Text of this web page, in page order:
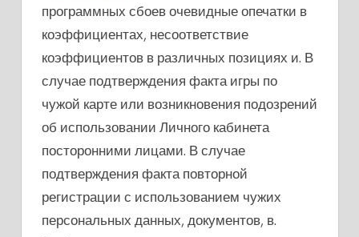
программных сбоев очевидные опечатки в
коэффициентах, несоответствие
коэффициентов в различных позициях и. В
случае подтверждения факта игры по
чужой карте или возникновения подозрений
об использовании Личного кабинета
посторонними лицами. В случае
подтверждения факта повторной
регистрации с использованием чужих
персональных данных, документов, в.